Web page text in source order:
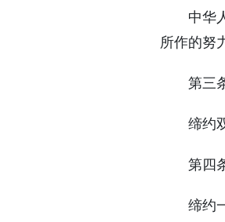
中华
所作的努
第三
缔约
第四
缔约